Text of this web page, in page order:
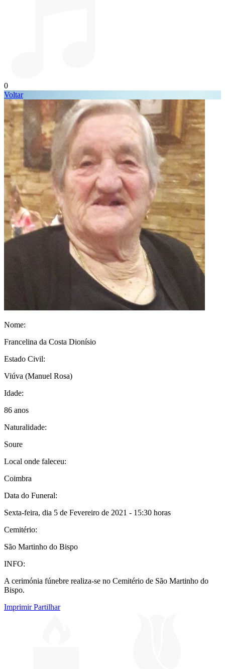
0
Voltar
Nome:
Francelina da Costa Dionísio
Estado Civil:
Viúva (Manuel Rosa)
Idade:
86 anos
Naturalidade:
Soure
Local onde faleceu:
Coimbra
Data do Funeral:
Sexta-feira, dia 5 de Fevereiro de 2021 - 15:30 horas
Cemitério:
São Martinho do Bispo
INFO:
A cerimónia fúnebre realiza-se no Cemitério de São Martinho do
Bispo.
Imprimir Partilhar